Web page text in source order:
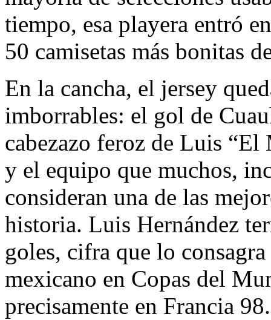
tiempo, esa playera entró
50 camisetas más bonitas
En la cancha, el jersey
imborrables: el gol de
cabezazo feroz de Luis
y el equipo que muchos,
consideran una de las
historia. Luis Hernández
goles, cifra que lo
mexicano en Copas del
precisamente en Francia 98.